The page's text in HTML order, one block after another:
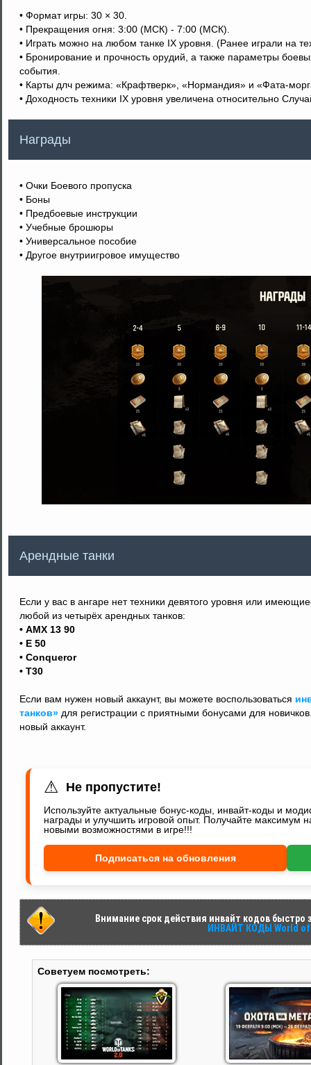
• Формат игры: 30 × 30.
• Прекращения огня: 3:00 (МСК) - 7:00 (МСК).
• Играть можно на любом танке IX уровня. (Ранее играли на
• Бронирование и прочность орудий, а также параметры
события.
• Карты длч режима: «Крафтверк», «Нормандия» и «Фата-
• Доходность техники IX уровня увеличена относительно
Награды
• Очки Боевого пропуска
• Боны
• Предбоевые инструкции
• Учебные брошюры
• Универсальное пособие
• Другое внутриигровое имущество
Арендные танки
Если у вас в ангаре нет техники девятого уровня или
любой из четырёх арендных танков:
• AMX 13 90
• E 50
• Conqueror
• T30
Если вам нужен новый аккаунт, вы можете воспользоваться
танков» для регистрации с приятными бонусами для
новый аккаунт.
⚠ Не пропустите!
Используйте актуальные бонус-коды, инвайт-коды и
награды и улучшить игровой опыт. Получайте максимум
новыми возможностями в игре!!!
Подписаться на обновления
Внимание срок действия инвайт кодов быстро
ИНВАЙТ КОДЫ World
Советуем посмотреть: